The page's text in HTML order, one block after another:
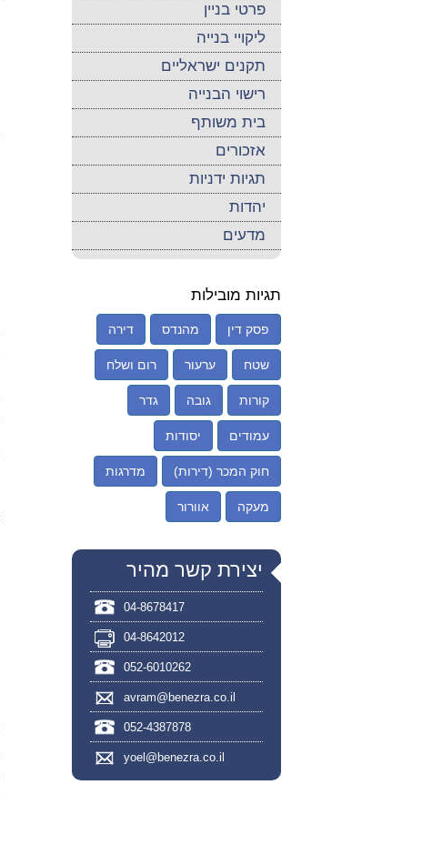
פרטי בניין
ליקויי בנייה
תקנים ישראליים
רישוי הבנייה
בית משותף
אזכורים
תגיות ידניות
יהדות
מדעים
תגיות מובילות
פסק דין מהנדס דירה
שטח ערעור רום ושלח
קורות גובה גדר
עמודים יסודות
חוק המכר (דירות) מדרגות
מעקה אוורור
יצירת קשר מהיר
04-8678417
04-8642012
052-6010262
avram@benezra.co.il
052-4387878
yoel@benezra.co.il